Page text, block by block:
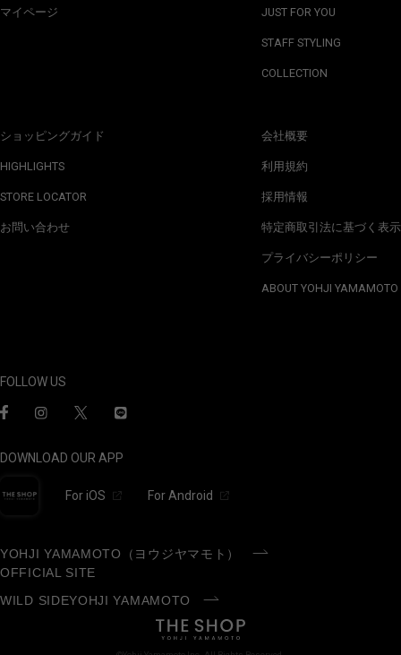
マイページ
ショッピングガイド
HIGHLIGHTS
STORE LOCATOR
お問い合わせ
JUST FOR YOU
STAFF STYLING
COLLECTION
会社概要
利用規約
採用情報
特定商取引法に基づく表示
プライバシーポリシー
ABOUT YOHJI YAMAMOTO
FOLLOW US
DOWNLOAD OUR APP
For iOS For Android
YOHJI YAMAMOTO（ヨウジヤマモト）
OFFICIAL SITE
WILD SIDEYOHJI YAMAMOTO